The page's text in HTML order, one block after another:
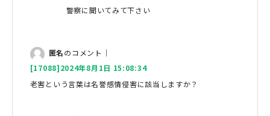
警察に聞いてみて下さい
匿名のコメント｜
[17088]2024年8月1日 15:08:34
老害という言葉は名誉感情侵害に該当しますか？